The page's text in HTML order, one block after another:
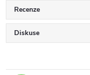
Recenze
Diskuse